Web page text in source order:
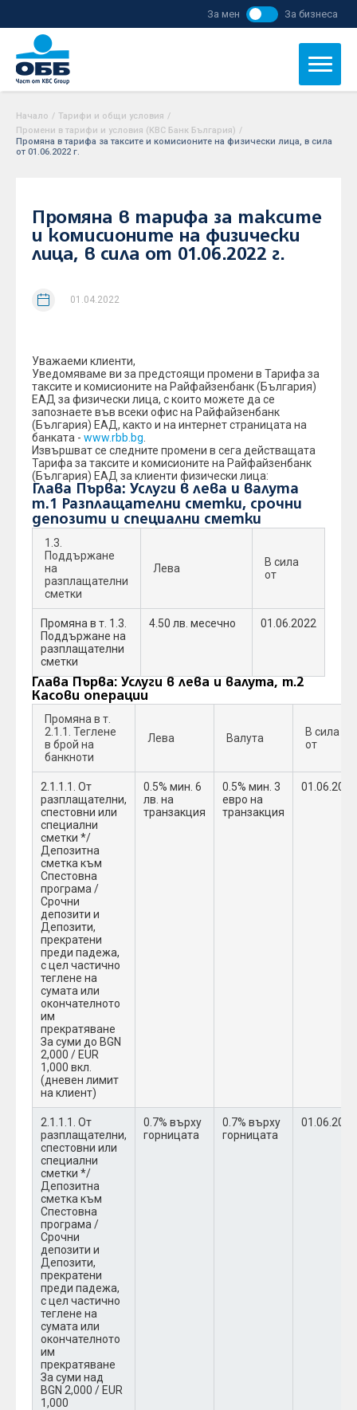
За мен За бизнеса
Начало / Тарифи и общи условия /
Промени в тарифи и условия (KBC Банк България) /
Промяна в тарифа за таксите и комисионите на физически лица, в сила
от 01.06.2022 г.
Промяна в тарифа за таксите
и комисионите на физически
лица, в сила от 01.06.2022 г.
01.04.2022
Уважаеми клиенти,
Уведомяваме ви за предстоящи промени в Тарифа за
таксите и комисионите на Райфайзенбанк (България)
ЕАД за физически лица, с които можете да се
запознаете във всеки офис на Райфайзенбанк
(България) ЕАД, както и на интернет страницата на
банката - www.rbb.bg
Извършват се следните промени в сега действащата
Тарифа за таксите и комисионите на Райфайзенбанк
(България) ЕАД за клиенти физически лица:
Глава Първа: Услуги в лева и валута
т.1 Разплащателни сметки, срочни
депозити и специални сметки
1.3.
Поддържане
на
разплащателни
сметки
Лева
В сила
от
Промяна в т. 1.3.
Поддържане на
разплащателни
сметки
4.50 лв. месечно 01.06.2022
Глава Първа: Услуги в лева и валута, т.2
Касови операции
Промяна в т.
2.1.1. Теглене
в брой на
банкноти
Лева Валута
В сила
от
2.1.1.1. От
разплащателни,
спестовни или
специални
сметки */
Депозитна
сметка към
Спестовна
програма /
Срочни
депозити и
Депозити,
прекратени
преди падежа,
с цел частично
теглене на
сумата или
окончателното
им
прекратяване
За суми до BGN
2,000 / EUR
1,000 вкл.
(дневен лимит
на клиент)
0.5% мин. 6
лв. на
транзакция
0.5% мин. 3
евро на
транзакция
01.06.2022
2.1.1.1. От
разплащателни,
спестовни или
специални
сметки */
Депозитна
сметка към
Спестовна
програма /
Срочни
депозити и
Депозити,
прекратени
преди падежа,
с цел частично
теглене на
сумата или
окончателното
им
прекратяване
За суми над
BGN 2,000 / EUR
1,000
0.7% върху
горницата
0.7% върху
горницата
01.06.2022